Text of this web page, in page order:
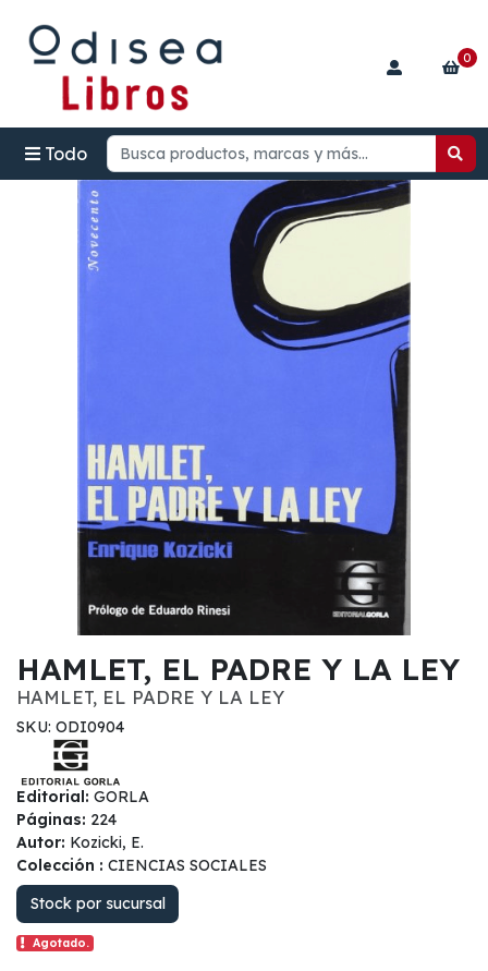
Todo
0
HAMLET, EL PADRE Y LA LEY
HAMLET, EL PADRE Y LA LEY
SKU: ODI0904
Editorial: GORLA
Páginas: 224
Autor: Kozicki, E.
Colección : CIENCIAS SOCIALES
Stock por sucursal
Agotado.